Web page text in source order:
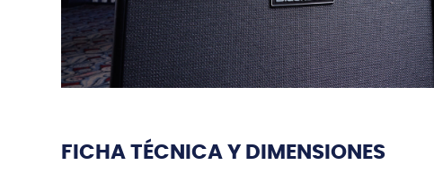
FICHA TÉCNICA Y DIMENSIONES